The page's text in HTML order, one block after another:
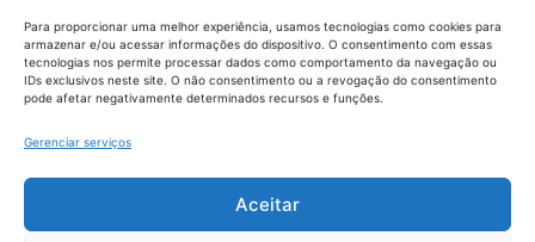
Para proporcionar uma melhor experiência, usamos tecnologias como cookies para
armazenar e/ou acessar informações do dispositivo. O consentimento com essas
tecnologias nos permite processar dados como comportamento da navegação ou
IDs exclusivos neste site. O não consentimento ou a revogação do consentimento
pode afetar negativamente determinados recursos e funções.
Gerenciar serviços
Aceitar
União dos Auditores Federais de Controle Externo -
AUDITAR
Setor de Administração Federal Sul (SAF/Sul), Qd. 04, Lt. 01
Tribunal de Contas da União (TCU), Subsolo, Sala S04
Telefone: (61)3527-7292
Termos de uso